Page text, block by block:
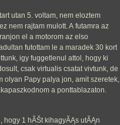
utan 5. voltam, nem eloztem
nem rajtam mulott. A futamra az
el a motorom az elso
futottam le a maradek 30 kort
igy fuggetlenul attol, hogy ki
csak virtualis csatat vivtunk, de
olyan Papy palya jon, amit szeretek,
a ponttablazaton.
hogy 1 hĂŠt kihagyĂĄs utĂĄn